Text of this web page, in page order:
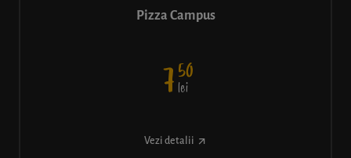
Pizza Campus
750
lei
Vezi detalii